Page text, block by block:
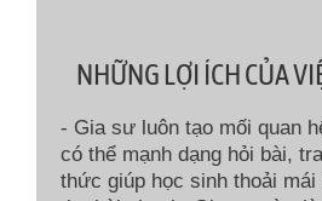
NHỮNG LỢI ÍCH CỦA
- Gia sư luôn tạo mối quan
có thể mạnh dạng hỏi bài,
thức giúp học sinh thoải